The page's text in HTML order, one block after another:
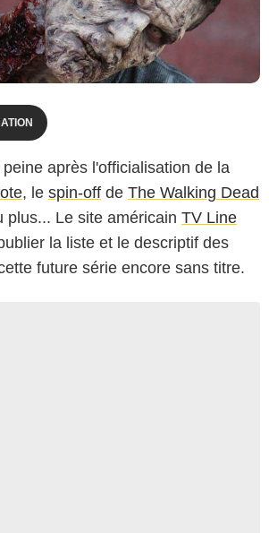
après l'officialisation de la
, le spin-off de The Walking Dead
plus... Le site américain TV Line
la liste et le descriptif des
future série encore sans titre.